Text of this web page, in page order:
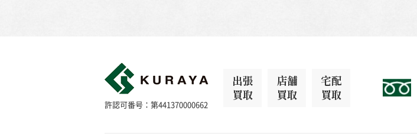
許認可番号：第441370000662
出張
買取
店舗
買取
宅配
買取